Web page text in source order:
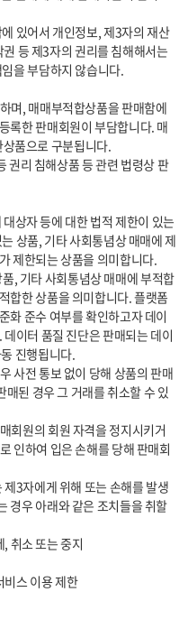
등 제3자의 권리를 침해해서는
을 부담하지 않습니다.
록한 판매회원이 부담합니다. 매
품으로 구분됩니다.
상품, 기타 사회통념상 매매에 제
제한되는 상품을 의미합니다.
합한 상품을 의미합니다. 플랫폼
화 준수 여부를 확인하고자 데이
이터 품질 진단은 판매되는 데이
진행됩니다.
된 경우 그 거래를 취소할 수 있
인하여 입은 손해를 당해 판매회
경우 아래와 같은 조치들을 취할